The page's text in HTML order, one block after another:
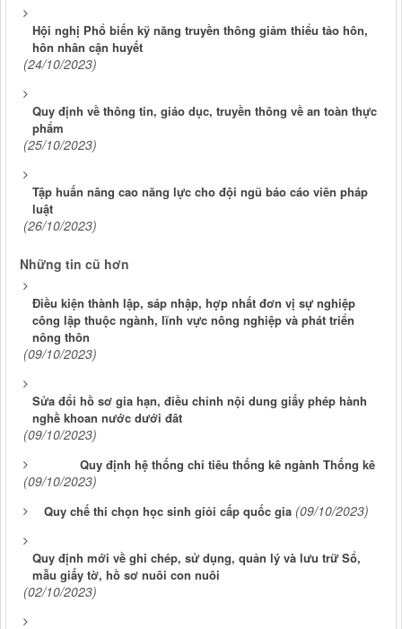
Hội nghị Phổ biến kỹ năng truyền thông giảm thiểu tảo hôn,
hôn nhân cận huyết
(24/10/2023)
Quy định về thông tin, giáo dục, truyền thông về an toàn thực
phẩm
(25/10/2023)
Tập huấn nâng cao năng lực cho đội ngũ báo cáo viên pháp
luật
(26/10/2023)
Những tin cũ hơn
Điều kiện thành lập, sáp nhập, hợp nhất đơn vị sự nghiệp
công lập thuộc ngành, lĩnh vực nông nghiệp và phát triển
nông thôn
(09/10/2023)
Sửa đổi hồ sơ gia hạn, điều chỉnh nội dung giấy phép hành
nghề khoan nước dưới đât
(09/10/2023)
Quy định hệ thống chỉ tiêu thống kê ngành Thống kê
(09/10/2023)
Quy chế thi chọn học sinh giỏi cấp quốc gia (09/10/2023)
Quy định mới về ghi chép, sử dụng, quản lý và lưu trữ Sổ,
mẫu giấy tờ, hồ sơ nuôi con nuôi
(02/10/2023)